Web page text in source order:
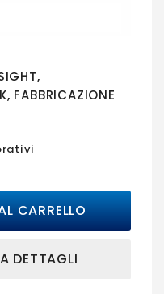
FABBRICAZIONE
CARRELLO
DETTAGLI